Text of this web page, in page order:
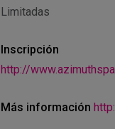
Limitadas
Inscripción
http://
Más información